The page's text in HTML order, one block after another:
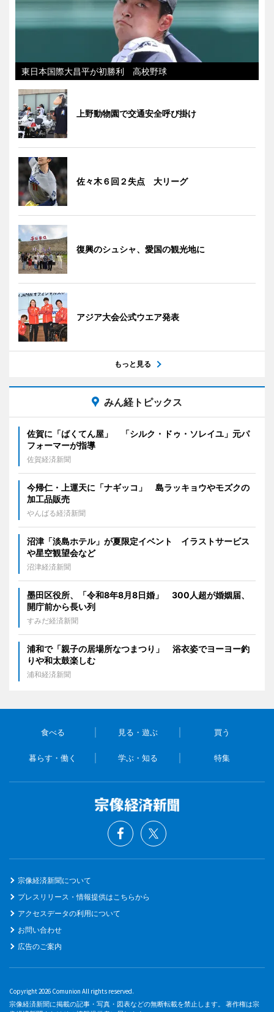
東日本国際大昌平が初勝利 高校野球
上野動物園で交通安全呼び掛け
佐々木６回２失点 大リーグ
復興のシュシャ、愛国の観光地に
アジア大会公式ウエア発表
もっと見る
みん経トピックス
佐賀に「ばくてん屋」 「シルク・ドゥ・ソレイユ」元パ
フォーマーが指導
佐賀経済新聞
今帰仁・上運天に「ナギッコ」 島ラッキョウやモズクの
加工品販売
やんばる経済新聞
沼津「淡島ホテル」が夏限定イベント イラストサービス
や星空観望会など
沼津経済新聞
墨田区役所、「令和8年8月8日婚」 300人超が婚姻届、
開庁前から長い列
すみだ経済新聞
浦和で「親子の居場所なつまつり」 浴衣姿でヨーヨー釣
りや和太鼓楽しむ
浦和経済新聞
食べる 見る・遊ぶ 買う
暮らす・働く 学ぶ・知る 特集
宗像経済新聞について
プレスリリース・情報提供はこちらから
アクセスデータの利用について
お問い合わせ
広告のご案内
Copyright 2026 Comunion All rights reserved.
宗像経済新聞に掲載の記事・写真・図表などの無断転載を禁止します。 著作権は宗